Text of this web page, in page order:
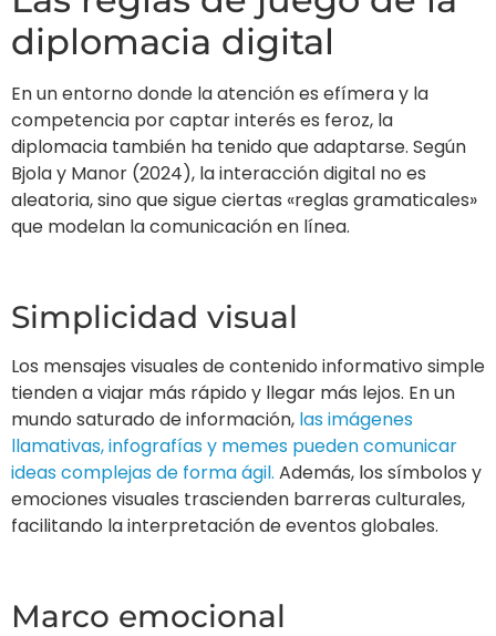
diplomacia digital
En un entorno donde la atención es efímera y la
competencia por captar interés es feroz, la
diplomacia también ha tenido que adaptarse. Según
Bjola y Manor (2024), la interacción digital no es
aleatoria, sino que sigue ciertas «reglas gramaticales»
que modelan la comunicación en línea.
Simplicidad visual
Los mensajes visuales de contenido informativo simple
tienden a viajar más rápido y llegar más lejos. En un
mundo saturado de información, las imágenes
llamativas, infografías y memes pueden comunicar
ideas complejas de forma ágil. Además, los símbolos y
emociones visuales trascienden barreras culturales,
facilitando la interpretación de eventos globales.
Marco emocional